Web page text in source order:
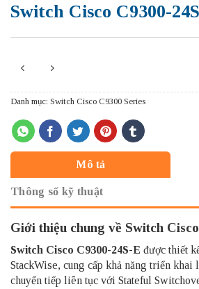
Switch Cisco C9300-
Danh mục: Switch Cisco C9300 Series
Mô tả
Thông số kỹ thuật
Giới thiệu chung về Switch
Switch Cisco C9300-24S-E được thiết
StackWise, cung cấp khả năng triển
chuyển tiếp liên tục với Stateful